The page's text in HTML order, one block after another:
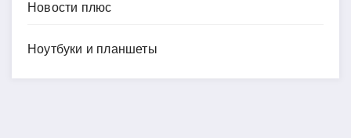
Новости плюс
Ноутбуки и планшеты